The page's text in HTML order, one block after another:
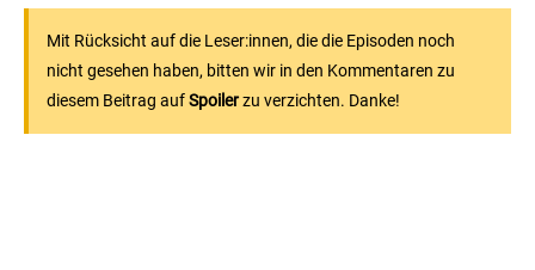
Mit Rücksicht auf die Leser:innen, die die Episoden noch
nicht gesehen haben, bitten wir in den Kommentaren zu
diesem Beitrag aufSpoilerzu verzichten. Danke!